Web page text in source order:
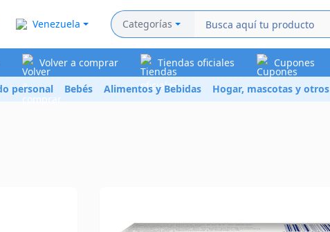
Venezuela Categorías
Volver a comprar Tiendas oficiales Cupones
personal Bebés Alimentos y Bebidas Hogar, mascotas y otros